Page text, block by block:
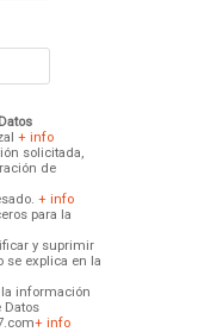
+ info
solicitada,
de
+ info
para la
y suprimir
se explica en la
información
Datos
+ info